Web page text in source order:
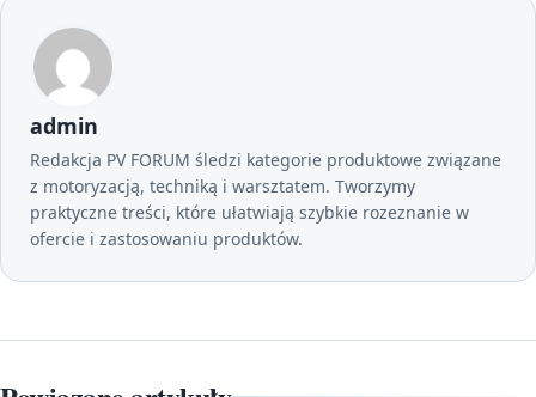
admin
Redakcja PV FORUM śledzi kategorie produktowe związane
z motoryzacją, techniką i warsztatem. Tworzymy
praktyczne treści, które ułatwiają szybkie rozeznanie w
ofercie i zastosowaniu produktów.